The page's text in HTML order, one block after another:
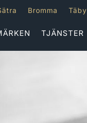
Bromma Täby
TJÄNSTER